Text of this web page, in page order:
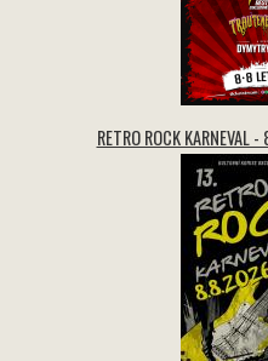
RETRO ROCK KARNEVAL